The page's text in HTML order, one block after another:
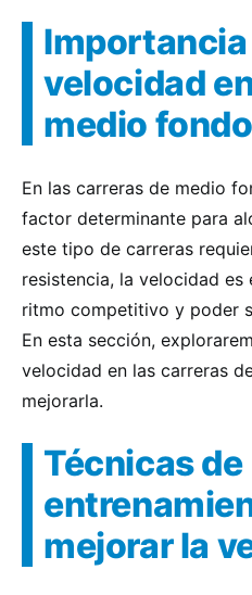
Importancia
velocidad
medio fondo
En las carreras de medio
factor determinante para
este tipo de carreras
resistencia, la velocidad es
ritmo competitivo y poder
En esta sección,
velocidad en las carreras
mejorarla.
Técnicas de
mejorar la